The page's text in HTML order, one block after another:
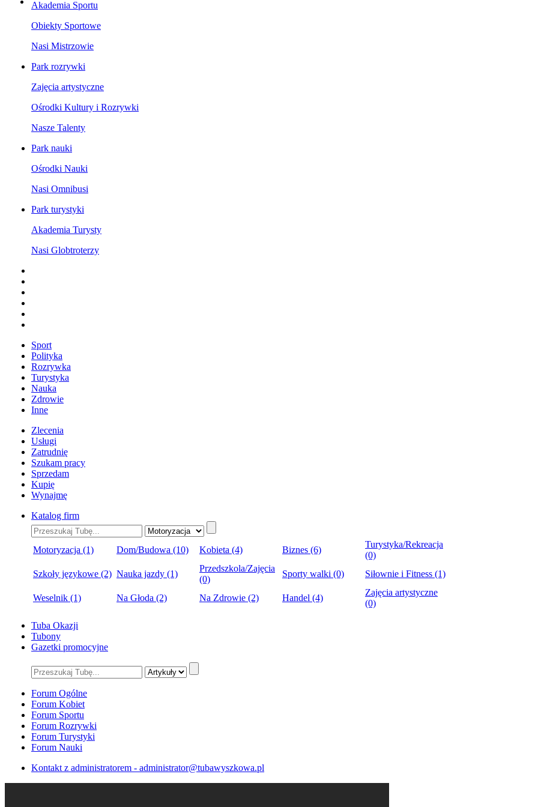
Akademia Sportu
Obiekty Sportowe
Nasi Mistrzowie
Park rozrywki
Zajęcia artystyczne
Ośrodki Kultury i Rozrywki
Nasze Talenty
Park nauki
Ośrodki Nauki
Nasi Omnibusi
Park turystyki
Akademia Turysty
Nasi Globtroterzy
Sport
Polityka
Rozrywka
Turystyka
Nauka
Zdrowie
Inne
Zlecenia
Usługi
Zatrudnię
Szukam pracy
Sprzedam
Kupię
Wynajmę
Katalog firm
Motoryzacja (1) Dom/Budowa (10) Kobieta (4) Biznes (6)
Turystyka/Rekreacja
(0)
Szkoły językowe (2) Nauka jazdy (1)
Przedszkola/Zajęcia
(0)
Sporty walki (0) Siłownie i Fitness (1)
Weselnik (1) Na Głoda (2) Na Zdrowie (2) Handel (4)
Zajęcia artystyczne
(0)
Tuba Okazji
Tubony
Gazetki promocyjne
Forum Ogólne
Forum Kobiet
Forum Sportu
Forum Rozrywki
Forum Turystyki
Forum Nauki
Kontakt z administratorem - administrator@tubawyszkowa.pl